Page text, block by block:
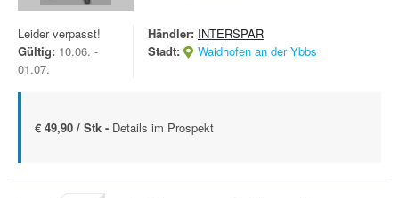
Leider verpasst!
Gültig: 10.06. -
01.07.
Händler: INTERSPAR
Stadt:
Waidhofen an der Ybbs
€ 49,90 / Stk - Details im Prospekt